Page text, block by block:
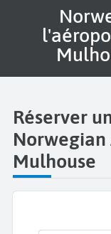
Norwegian Air Shuttle à
Réserver
Norwegian
Mulhouse